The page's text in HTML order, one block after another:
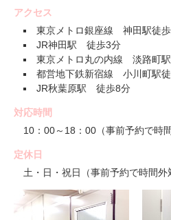
アクセス
東京メトロ銀座線 神田駅徒
JR神田駅 徒歩3分
東京メトロ丸の内線 淡路町
都営地下鉄新宿線 小川町駅
JR秋葉原駅 徒歩8分
対応時間
10：00～18：00（事前予約で時
定休日
土・日・祝日（事前予約で時間外